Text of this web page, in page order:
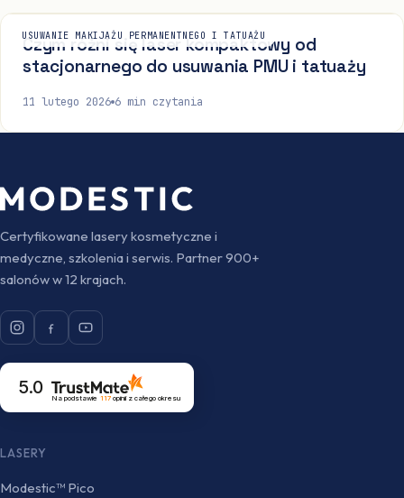
USUWANIE MAKIJAŻU PERMANENTNEGO I TATUAŻU
Czym różni się laser kompaktowy od
stacjonarnego do usuwania PMU i tatuaży
11 lutego 2026 6 min czytania
Certyfikowane lasery kosmetyczne i
medyczne, szkolenia i serwis. Partner 900+
salonów w 12 krajach.
5.0
Na podstawie 117opinii z całego okresu
LASERY
Modestic™ Pico